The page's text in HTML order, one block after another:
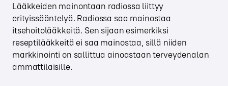
Lääkkeiden mainontaan radiossa liittyy
erityissääntelyä. Radiossa saa mainostaa
itsehoitolääkkeitä. Sen sijaan esimerkiksi
reseptilääkkeitä ei saa mainostaa, sillä niiden
markkinointi on sallittua ainoastaan terveydenalan
ammattilaisille.